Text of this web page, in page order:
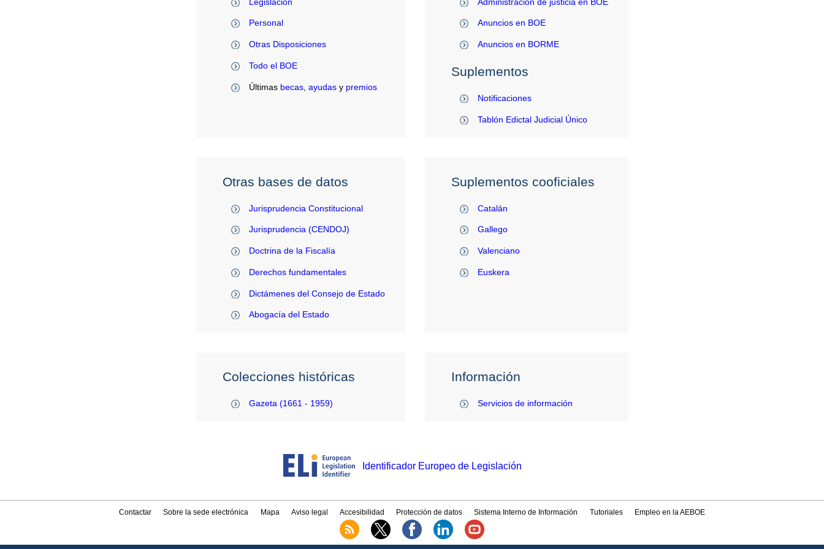
Personal
Otras Disposiciones
Todo el BOE
Últimas becas, ayudasy premios
Anuncios en BOE
Anuncios en BORME
Suplementos
Notificaciones
Tablón Edictal Judicial Único
Otras bases de datos
Jurisprudencia Constitucional
Jurisprudencia (CENDOJ)
Doctrina de la Fiscalía
Derechos fundamentales
Dictámenes del Consejo de Estado
Abogacía del Estado
Suplementos cooficiales
Catalán
Gallego
Valenciano
Euskera
Colecciones históricas
Gazeta (1661 - 1959)
Información
Servicios de información
Identificador Europeo de Legislación
Contactar Sobre la sede electrónica Mapa Aviso legal Accesibilidad Protección de datos Sistema Interno de Información Tutoriales Empleo en la AEBOE